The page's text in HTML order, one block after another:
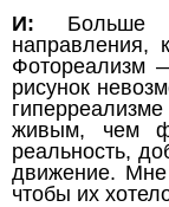
И: Больше
направления,
Фотореализм
рисунок
живым, чем
реальность,
движение. Мне
чтобы их